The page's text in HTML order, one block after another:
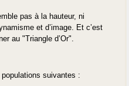
pas à la hauteur, ni
et d’image. Et c’est
au "Triangle d’Or".
suivantes :